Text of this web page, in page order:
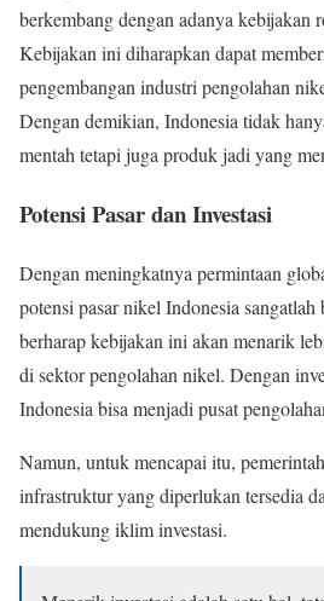
berkembang dengan adanya kebijakan
Kebijakan ini diharapkan dapat
pengembangan industri pengolahan
Dengan demikian, Indonesia tidak
mentah tetapi juga produk jadi yang
Potensi Pasar dan Investasi
Dengan meningkatnya permintaan
potensi pasar nikel Indonesia sangatlah
berharap kebijakan ini akan menarik
di sektor pengolahan nikel. Dengan
Indonesia bisa menjadi pusat
Namun, untuk mencapai itu,
infrastruktur yang diperlukan tersedia
mendukung iklim investasi.